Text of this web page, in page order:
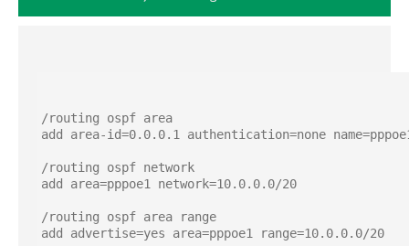
/routing ospf area
add area-id=0.0.0.1 authentication=none
/routing ospf network
add area=pppoe1 network=10.0.0.0/20
/routing ospf area range
add advertise=yes area=pppoe1 range=10.0.0.0/20